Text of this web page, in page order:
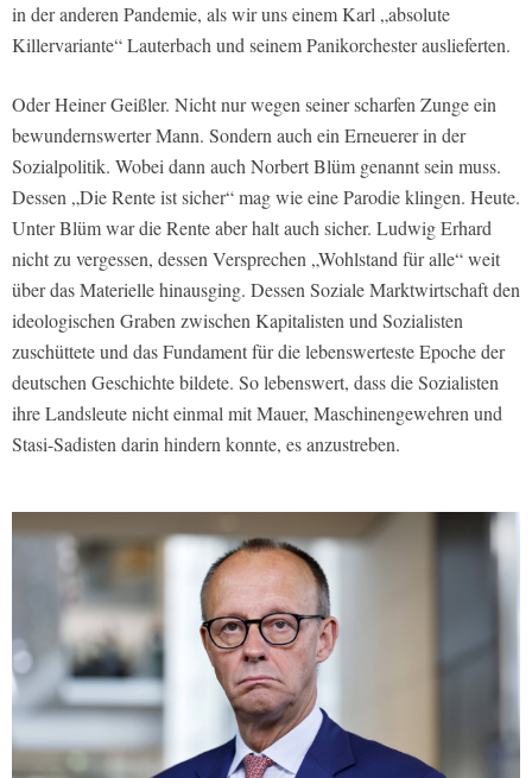
in der anderen Pandemie, als wir uns einem Karl „absolute
Killervariante“ Lauterbach und seinem Panikorchester auslieferten.
Oder Heiner Geißler. Nicht nur wegen seiner scharfen Zunge ein
bewundernswerter Mann. Sondern auch ein Erneuerer in der
Sozialpolitik. Wobei dann auch Norbert Blüm genannt sein muss.
Dessen „Die Rente ist sicher“ mag wie eine Parodie klingen. Heute.
Unter Blüm war die Rente aber halt auch sicher. Ludwig Erhard
nicht zu vergessen, dessen Versprechen „Wohlstand für alle“ weit
über das Materielle hinausging. Dessen Soziale Marktwirtschaft den
ideologischen Graben zwischen Kapitalisten und Sozialisten
zuschüttete und das Fundament für die lebenswerteste Epoche der
deutschen Geschichte bildete. So lebenswert, dass die Sozialisten
ihre Landsleute nicht einmal mit Mauer, Maschinengewehren und
Stasi-Sadisten darin hindern konnte, es anzustreben.